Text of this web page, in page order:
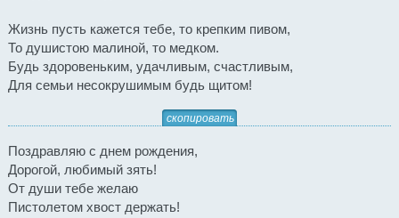
Жизнь пусть кажется тебе, то крепким пивом,
То душистою малиной, то медком.
Будь здоровеньким, удачливым, счастливым,
Для семьи несокрушимым будь щитом!
скопировать
Поздравляю с днем рождения,
Дорогой, любимый зять!
От души тебе желаю
Пистолетом хвост держать!